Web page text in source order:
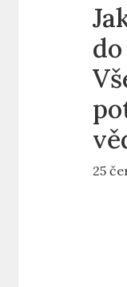
25